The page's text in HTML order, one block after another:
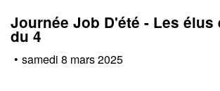
Journée Job D'été - Les
du 4
• samedi 8 mars 2025